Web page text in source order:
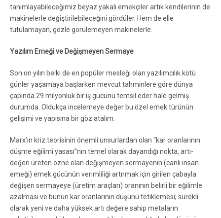
tanımlayabileceğimiz beyaz yakalı emekçiler artık kendilerinin de
makinelerle değiştirilebileceğini gördüler. Hem de elle
tutulamayan, gözle görülemeyen makinelerle.
Yazılım Emeği ve Değişmeyen Sermaye
Son on yılın belki de en popüler mesleği olan yazılımcılık kötü
günler yaşamaya başlarken mevcut tahminlere göre dünya
çapında 29 milyonluk bir iş gücünü temsil eder hale gelmiş
durumda. Oldukça incelemeye değer bu özel emek türünün
gelişimi ve yapısına bir göz atalım.
Marx’ın kriz teorisinin önemli unsurlardan olan “kar oranlarının
düşme eğilimi yasası”nın temel olarak dayandığı nokta, artı-
değeri üreten özne olan değişmeyen sermayenin (canlı insan
emeği) emek gücünün verimliliği artırmak için girilen çabayla
değişen sermayeye (üretim araçları) oranının belirli bir eğilimle
azalması ve bunun kar oranlarının düşünü tetiklemesi; sürekli
olarak yeni ve daha yüksek artı değere sahip metaların